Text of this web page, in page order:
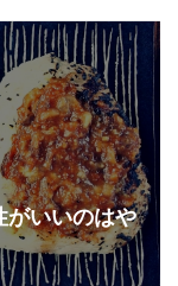
がいいのはや